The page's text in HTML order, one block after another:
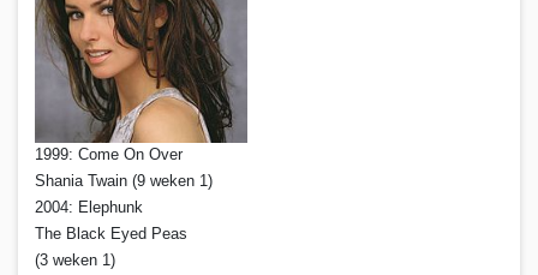
1999: Come On Over
Shania Twain (9 weken 1)
2004: Elephunk
The Black Eyed Peas
(3 weken 1)